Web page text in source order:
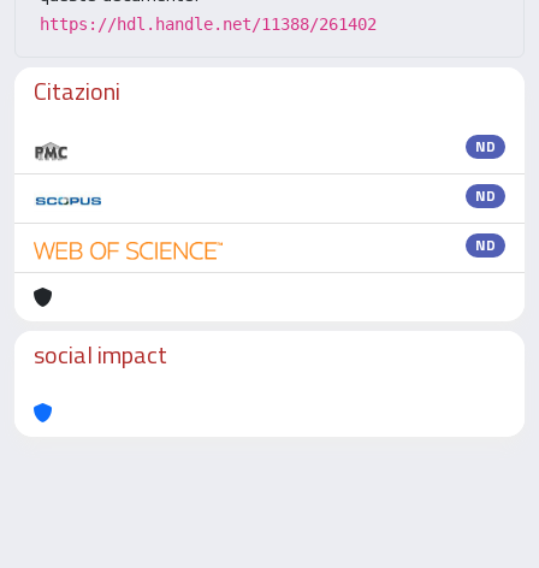
https://hdl.handle.net/11388/261402
Citazioni
ND
ND
ND
social impact